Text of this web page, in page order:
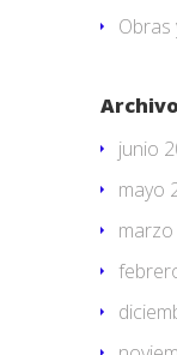
Obras
junio
mayo